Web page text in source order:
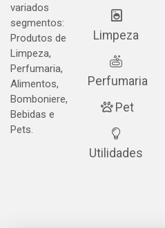
variados
segmentos:
Produtos de
Limpeza,
Perfumaria,
Alimentos,
Bomboniere,
Bebidas e
Pets.
Limpeza
Perfumaria
Pet
Utilidades